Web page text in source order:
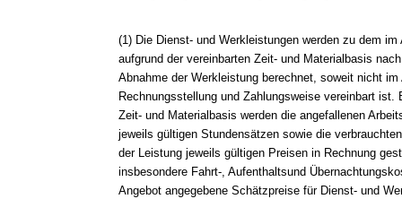
(1) Die Dienst- und Werkleistungen werden zu dem
aufgrund der vereinbarten Zeit- und Materialbasis
Abnahme der Werkleistung berechnet, soweit nicht im
Rechnungsstellung und Zahlungsweise vereinbart
Zeit- und Materialbasis werden die angefallenen
jeweils gültigen Stundensätzen sowie die
der Leistung jeweils gültigen Preisen in Rechnung
insbesondere Fahrt-, Aufenthaltsund
Angebot angegebene Schätzpreise für Dienst- und